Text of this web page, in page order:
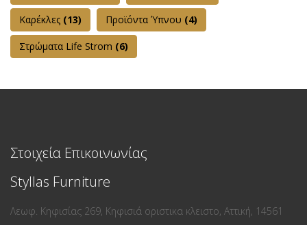
Καρέκλες (13) Προϊόντα Ύπνου (4)
Στρώματα Life Strom (6)
Στοιχεία Επικοινωνίας
Styllas Furniture
Λεωφ. Κηφισίας 269, Κηφισιά οριστικα κλειστο, Αττική, 14561